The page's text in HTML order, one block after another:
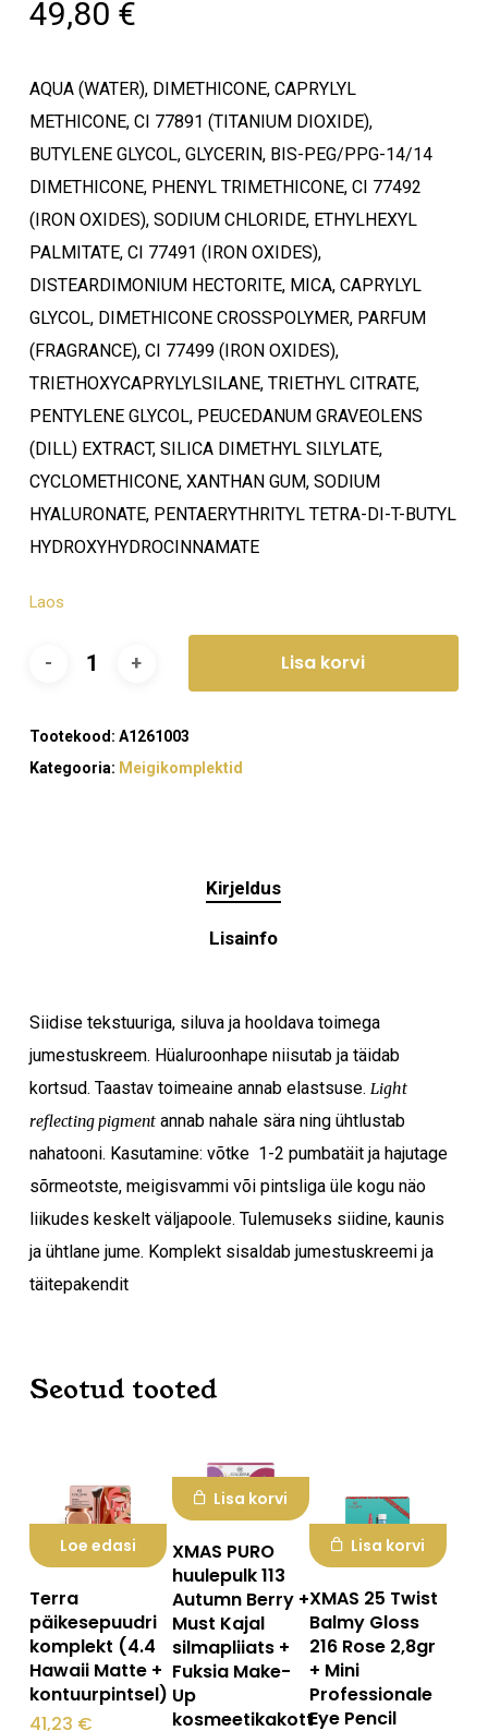
Ostukorvis ei ole tooteid.
Mine poodi
49,80 €
AQUA (WATER), DIMETHICONE, CAPRYLYL
METHICONE, CI 77891 (TITANIUM DIOXIDE),
BUTYLENE GLYCOL, GLYCERIN, BIS-PEG/PPG-14/14
DIMETHICONE, PHENYL TRIMETHICONE, CI 77492
(IRON OXIDES), SODIUM CHLORIDE, ETHYLHEXYL
PALMITATE, CI 77491 (IRON OXIDES),
DISTEARDIMONIUM HECTORITE, MICA, CAPRYLYL
GLYCOL, DIMETHICONE CROSSPOLYMER, PARFUM
(FRAGRANCE), CI 77499 (IRON OXIDES),
TRIETHOXYCAPRYLYLSILANE, TRIETHYL CITRATE,
PENTYLENE GLYCOL, PEUCEDANUM GRAVEOLENS
(DILL) EXTRACT, SILICA DIMETHYL SILYLATE,
CYCLOMETHICONE, XANTHAN GUM, SODIUM
HYALURONATE, PENTAERYTHRITYL TETRA-DI-T-BUTYL
HYDROXYHYDROCINNAMATE
Laos
Lisa korvi
Tootekood: A1261003
Kategooria: Meigikomplektid
Kirjeldus
Lisainfo
Siidise tekstuuriga, siluva ja hooldava toimega
jumestuskreem. Hüaluroonhape niisutab ja täidab
kortsud. Taastav toimeaine annab elastsuse. Light
reflecting pigmentannab nahale sära ning ühtlustab
nahatooni. Kasutamine: võtke 1-2 pumbatäit ja hajutage
sõrmeotste, meigisvammi või pintsliga üle kogu näo
liikudes keskelt väljapoole. Tulemuseks siidine, kaunis
ja ühtlane jume. Komplekt sisaldab jumestuskreemi ja
täitepakendit
Seotud tooted
Loe edasi
Terra
päikesepuudri
komplekt (4.4
Hawaii Matte +
kontuurpintsel)
41,23 €
Lisa korvi
XMAS PURO
huulepulk 113
Autumn Berry +
Must Kajal
silmapliiats +
Fuksia Make-
Up
kosmeetikakott
Lisa korvi
XMAS 25 Twist
Balmy Gloss
216 Rose 2,8gr
+ Mini
Professionale
Eye Pencil